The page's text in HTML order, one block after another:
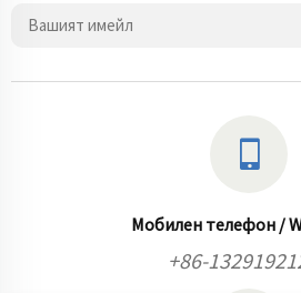
Мобилен телефон /
+86-